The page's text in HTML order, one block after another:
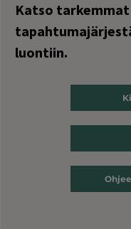
Katso
luontiin.